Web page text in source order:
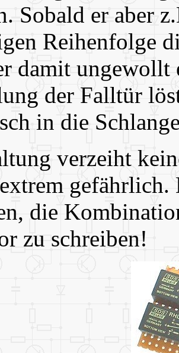
Sobald er aber
Reihenfolge
damit
der Falltür
in die
verzeiht
die
zu schreiben!